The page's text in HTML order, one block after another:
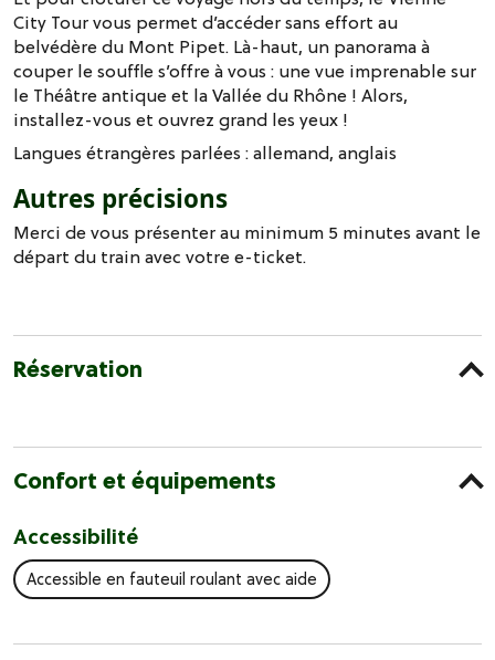
City Tour vous permet d’accéder sans effort au
belvédère du Mont Pipet. Là-haut, un panorama à
couper le souffle s’offre à vous : une vue imprenable sur
le Théâtre antique et la Vallée du Rhône ! Alors,
installez-vous et ouvrez grand les yeux !
Langues étrangères parlées :allemand anglais
Autres précisions
Merci de vous présenter au minimum 5 minutes avant le
départ du train avec votre e-ticket.
Réservation
Confort et équipements
Accessibilité
Accessible en fauteuil roulant avec aide